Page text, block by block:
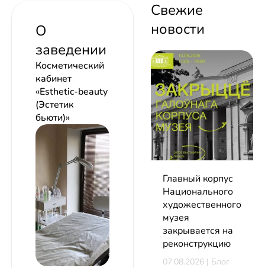
О
заведении
Косметический
кабинет
«Esthetic-beauty
(Эстетик
бьюти)»
Свежие
новости
Главный корпус
Национального
художественного
музея
закрывается на
реконструкцию
07.08.2026 | Блог